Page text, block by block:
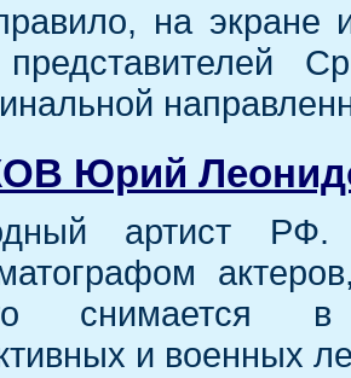
на экране
Юрий
артист
снимается в
и военных